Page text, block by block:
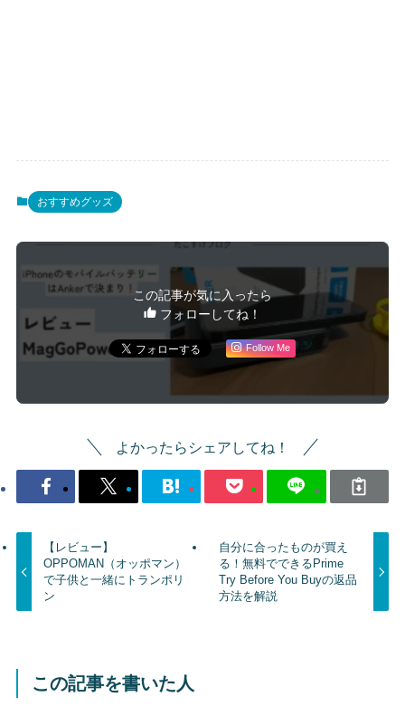
おすすめグッズ
この記事が気に入ったら
フォローしてね！
Follow Me
よかったらシェアしてね！
【レビュー】
OPPOMAN（オッポマン）
で子供と一緒にトランポリ
ン
自分に合ったものが買え
る！無料でできるPrime
Try Before You Buyの返品
方法を解説
この記事を書いた人